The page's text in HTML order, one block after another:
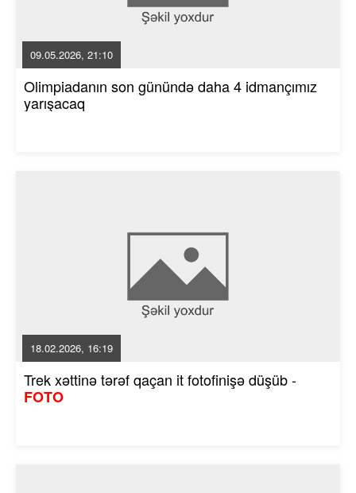
09.05.2026, 21:10
Olimpiadanın son günündə daha 4 idmançımız
yarışacaq
18.02.2026, 16:19
Trek xəttinə tərəf qaçan it fotofinişə düşüb -
FOTO